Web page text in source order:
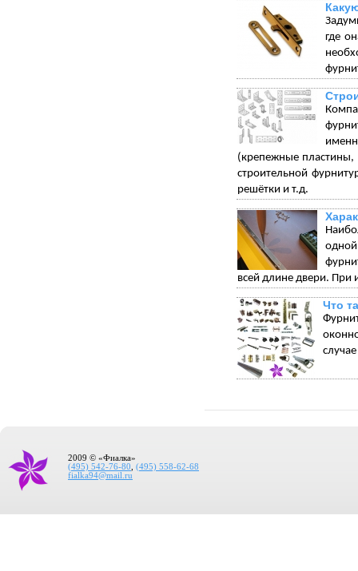
где
(крепежные пластины,
строительной
решётки и т.д.
всей длине двери. При
Что
2009 © «Фиалка»
(495) 542-76-80
(495) 558-62-68
fialka94@mail.ru